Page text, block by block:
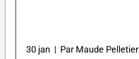
30 jan | Par Maude Pelletier